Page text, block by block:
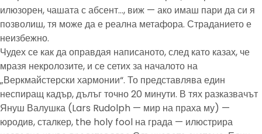
илюзорен, чашата с абсент…, виж — ако имаш пари да си я
позволиш, тя може да е реална метафора. Страданието е
неизбежно.
Чудех се как да оправдая написаното, след като казах, че
мразя некролозите, и се сетих за началото на
„Веркмайстерски хармонии“. То представлява един
неспиращ кадър, дълъг точно 20 минути. В тях разказвачът
Януш Валушка (Lars Rudolph — мир на праха му) —
юродив, сталкер, the holy fool на града — илюстрира